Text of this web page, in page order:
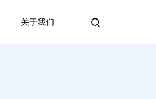
关于我们